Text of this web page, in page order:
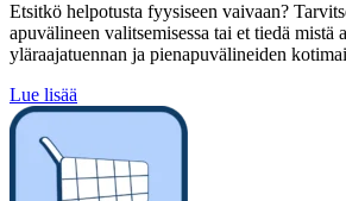
Etsitkö helpotusta fyysiseen vaivaan?
apuvälineen valitsemisessa tai et tiedä
yläraajatuennan ja pienapuvälineiden
Lue lisää